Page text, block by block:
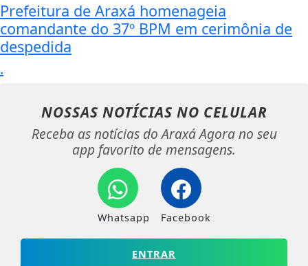
Prefeitura de Araxá homenageia
comandante do 37º BPM em cerimônia de
despedida
.
NOSSAS NOTÍCIAS NO CELULAR
Receba as notícias do Araxá Agora no seu
app favorito de mensagens.
Whatsapp Facebook
ENTRAR